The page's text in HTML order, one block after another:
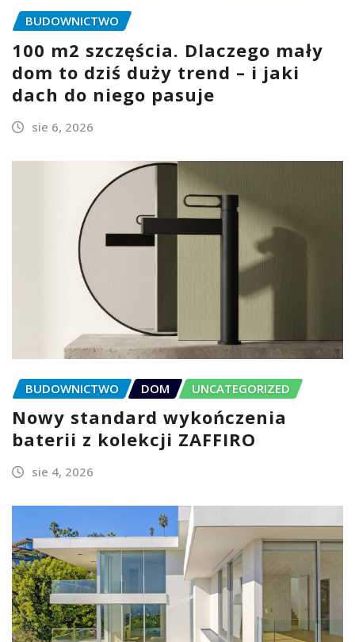
BUDOWNICTWO
100 m2 szczęścia. Dlaczego mały
dom to dziś duży trend – i jaki
dach do niego pasuje
sie 6, 2026
BUDOWNICTWO DOM UNCATEGORIZED
Nowy standard wykończenia
baterii z kolekcji ZAFFIRO
sie 4, 2026